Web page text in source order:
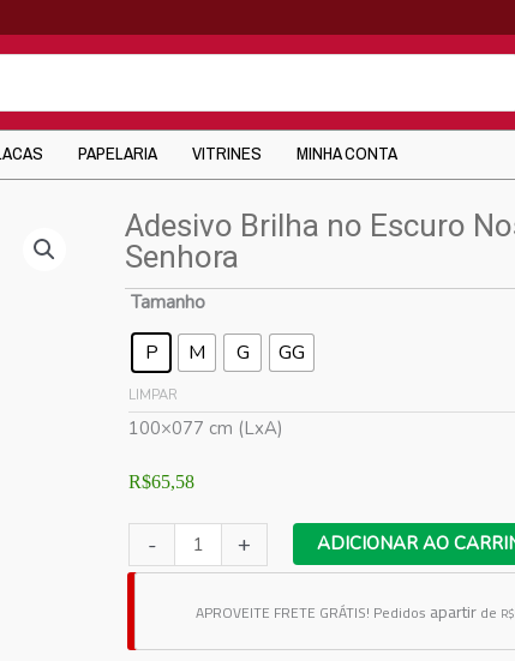
PAPELARIA VITRINES MINHA CONTA
Adesivo Brilha no Escuro
Senhora
Tamanho
P M G GG
LIMPAR
100×077 cm (LxA)
R$65,58
-
Adesivo
Brilha
+ ADICIONAR AO
APROVEITE FRETE GRÁTIS! Pedidos apartirde